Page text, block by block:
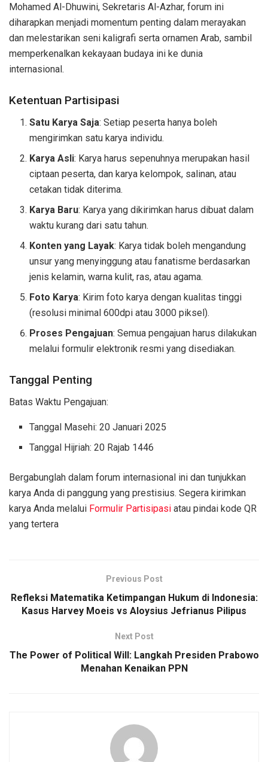
Mohamed Al-Dhuwini, Sekretaris Al-Azhar, forum ini
diharapkan menjadi momentum penting dalam merayakan
dan melestarikan seni kaligrafi serta ornamen Arab, sambil
memperkenalkan kekayaan budaya ini ke dunia
internasional.
Ketentuan Partisipasi
Satu Karya Saja: Setiap peserta hanya boleh
mengirimkan satu karya individu.
Karya Asli: Karya harus sepenuhnya merupakan hasil
ciptaan peserta, dan karya kelompok, salinan, atau
cetakan tidak diterima.
Karya Baru: Karya yang dikirimkan harus dibuat dalam
waktu kurang dari satu tahun.
Konten yang Layak: Karya tidak boleh mengandung
unsur yang menyinggung atau fanatisme berdasarkan
jenis kelamin, warna kulit, ras, atau agama.
Foto Karya: Kirim foto karya dengan kualitas tinggi
(resolusi minimal 600dpi atau 3000 piksel).
Proses Pengajuan: Semua pengajuan harus dilakukan
melalui formulir elektronik resmi yang disediakan.
Tanggal Penting
Batas Waktu Pengajuan:
Tanggal Masehi: 20 Januari 2025
Tanggal Hijriah: 20 Rajab 1446
Bergabunglah dalam forum internasional ini dan tunjukkan
karya Anda di panggung yang prestisius. Segera kirimkan
karya Anda melalui Formulir Partisipasi atau pindai kode QR
yang tertera
Previous Post
Refleksi Matematika Ketimpangan Hukum di Indonesia:
Kasus Harvey Moeis vs Aloysius Jefrianus Pilipus
Next Post
The Power of Political Will: Langkah Presiden Prabowo
Menahan Kenaikan PPN